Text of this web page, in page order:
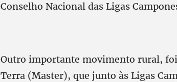
Conselho Nacional das Ligas
Outro importante movimento rural,
Terra (Master), que junto às Ligas